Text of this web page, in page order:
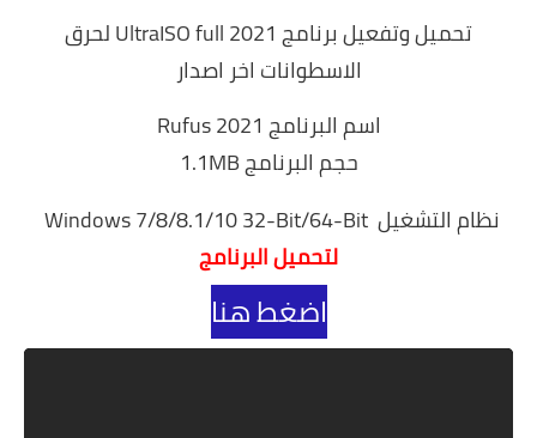
تحميل وتفعيل برنامج UltraISO full 2021 لحرق
الاسطوانات اخر اصدار
اسم البرنامج Rufus 2021
حجم البرنامج 1.1MB
نظام التشغيل Windows 7/8/8.1/10 32-Bit/64-Bit
لتحميل البرنامج
اضغط هنا